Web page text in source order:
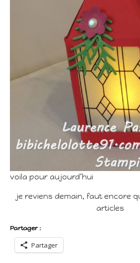
voila pour aujourd’hui
je reviens demain, faut encore
articles
Partager :
Partager